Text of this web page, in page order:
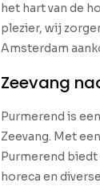
het hart van de
plezier, wij
Amsterdam
Zeevang
Purmerend is
Zeevang. Met
Purmerend
horeca en